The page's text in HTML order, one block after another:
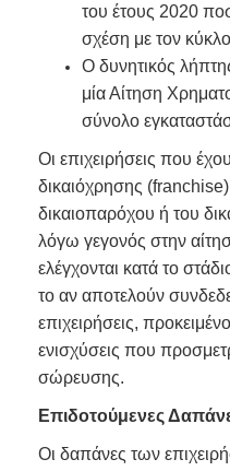
του έτους 2020
σχέση με τον
Ο δυνητικός
μία Αίτηση
σύνολο
Οι επιχειρήσεις που
δικαιόχρησης
δικαιοπαρόχου ή του
λόγω γεγονός στην
ελέγχονται κατά το
το αν αποτελούν
επιχειρήσεις,
ενισχύσεις που
σώρευσης.
Επιδοτούμενες
Οι δαπάνες των